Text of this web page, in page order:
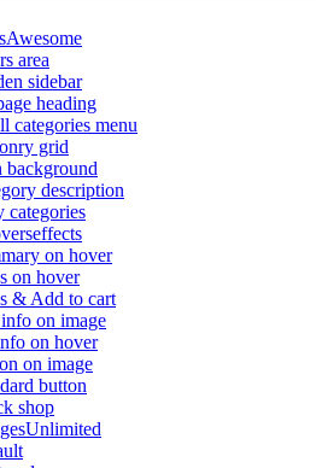
Awesome
area
sidebar
heading
categories menu
grid
background
description
categories
effects
on hover
on hover
& Add to cart
on image
on hover
on image
button
shop
Unlimited